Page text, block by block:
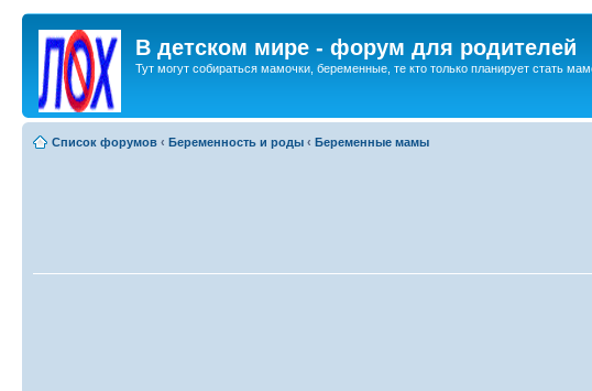
В детском мире - форум для родителей
Тут могут собираться мамочки, беременные, те кто только планирует стать
Список форумов ‹ Беременность и роды ‹ Беременные мамы